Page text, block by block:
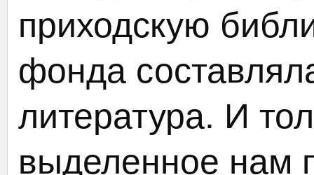
приходскую
фонда
литература. И
выделенное нам